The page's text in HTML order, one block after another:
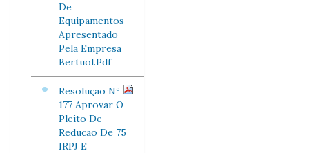
De
Equipamentos
Apresentado
Pela Empresa
Bertuol.Pdf
Resolução Nº
177 Aprovar O
Pleito De
Reducao De 75
IRPJ E